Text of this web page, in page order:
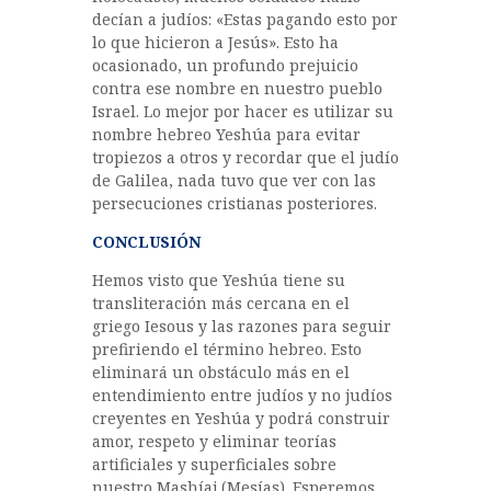
decían a judíos: «Estas pagando esto por
lo que hicieron a Jesús». Esto ha
ocasionado, un profundo prejuicio
contra ese nombre en nuestro pueblo
Israel. Lo mejor por hacer es utilizar su
nombre hebreo Yeshúa para evitar
tropiezos a otros y recordar que el judío
de Galilea, nada tuvo que ver con las
persecuciones cristianas posteriores.
CONCLUSIÓN
Hemos visto que Yeshúa tiene su
transliteración más cercana en el
griego Iesous y las razones para seguir
prefiriendo el término hebreo. Esto
eliminará un obstáculo más en el
entendimiento entre judíos y no judíos
creyentes en Yeshúa y podrá construir
amor, respeto y eliminar teorías
artificiales y superficiales sobre